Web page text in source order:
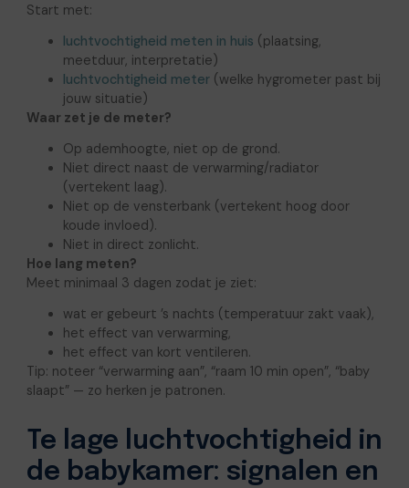
Start met:
luchtvochtigheid meten in huis (plaatsing,
meetduur, interpretatie)
luchtvochtigheid meter(welke hygrometer past bij
jouw situatie)
Waar zet je de meter?
Op ademhoogte, niet op de grond.
Niet direct naast de verwarming/radiator
(vertekent laag).
Niet op de vensterbank (vertekent hoog door
koude invloed).
Niet in direct zonlicht.
Hoe lang meten?
Meet minimaal 3 dagen zodat je ziet:
wat er gebeurt ’s nachts (temperatuur zakt vaak),
het effect van verwarming,
het effect van kort ventileren.
Tip: noteer “verwarming aan”, “raam 10 min open”, “baby
slaapt” — zo herken je patronen.
Te lage luchtvochtigheid in
de babykamer: signalen en